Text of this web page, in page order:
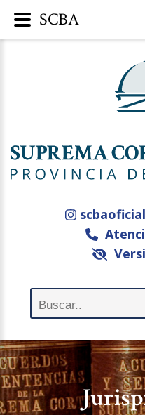
scbaoficial
SCBA